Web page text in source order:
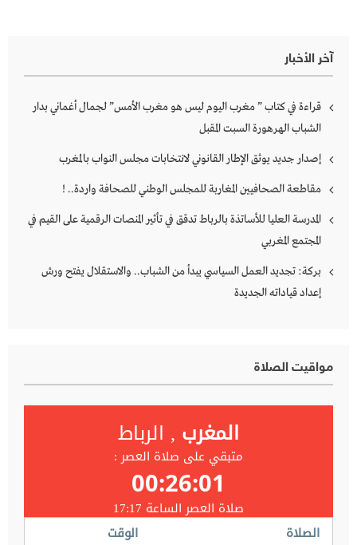
آخر الأخبار
قراءة في كتاب ” مغرب اليوم ليس هو مغرب الأمس” لجمال أغماني بدار
الشباب الهرهورة السبت المقبل
إصدار جديد يوثق الإطار القانوني لانتخابات مجلس النواب بالمغرب
مقاطعة الصحافيين المغاربة للمجلس الوطني للصحافة واردة.. !
المدرسة العليا للأساتذة بالرباط تدقق في تأثير المنصات الرقمية على القيم في
المجتمع المغربي
بركة: تجديد العمل السياسي يبدأ من الشباب.. والاستقلال يفتح ورش
إعداد قياداته الجديدة
مواقيت الصلاة